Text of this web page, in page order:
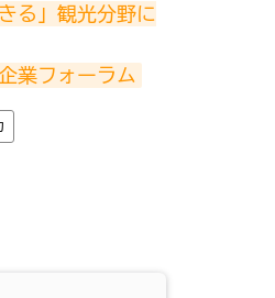
る」観光分野に
業フォーラム